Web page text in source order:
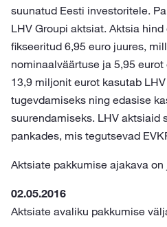
suunatud Eesti investori­tele.
LHV Groupi aktsiat. Aktsia
fikseeritud 6,95 euro juures,
nominaalväärtuse ja 5,95
13,9 miljonit eurot kasutab
tugevdamiseks ning edasise
suurenda­miseks. LHV aktsiaid
pankades, mis tegutsevad
Aktsiate pakkumise ajakava on
02.05.2016
Aktsiate avaliku pakkumise